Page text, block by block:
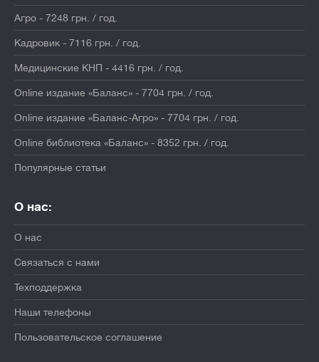
Агро - 7248 грн. / год.
Кадровик - 7116 грн. / год.
Медицинские КНП - 4416 грн. / год.
Online издание «Баланс» - 7704 грн. / год.
Online издание «Баланс-Агро» - 7704 грн. / год.
Online библиотека «Баланс» - 8352 грн. / год.
Популярные статьи
О нас:
О нас
Связаться с нами
Техподдержка
Наши телефоны
Пользовательское соглашение